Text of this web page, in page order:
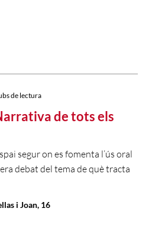
de lectura
de tots els
segur on es fomenta l’ús oral
debat del tema de què tracta
i Joan, 16